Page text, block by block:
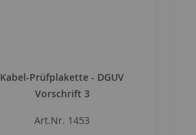
Kabel-Prüfplakette - DGUV
Vorschrift 3
Art.Nr. 1453